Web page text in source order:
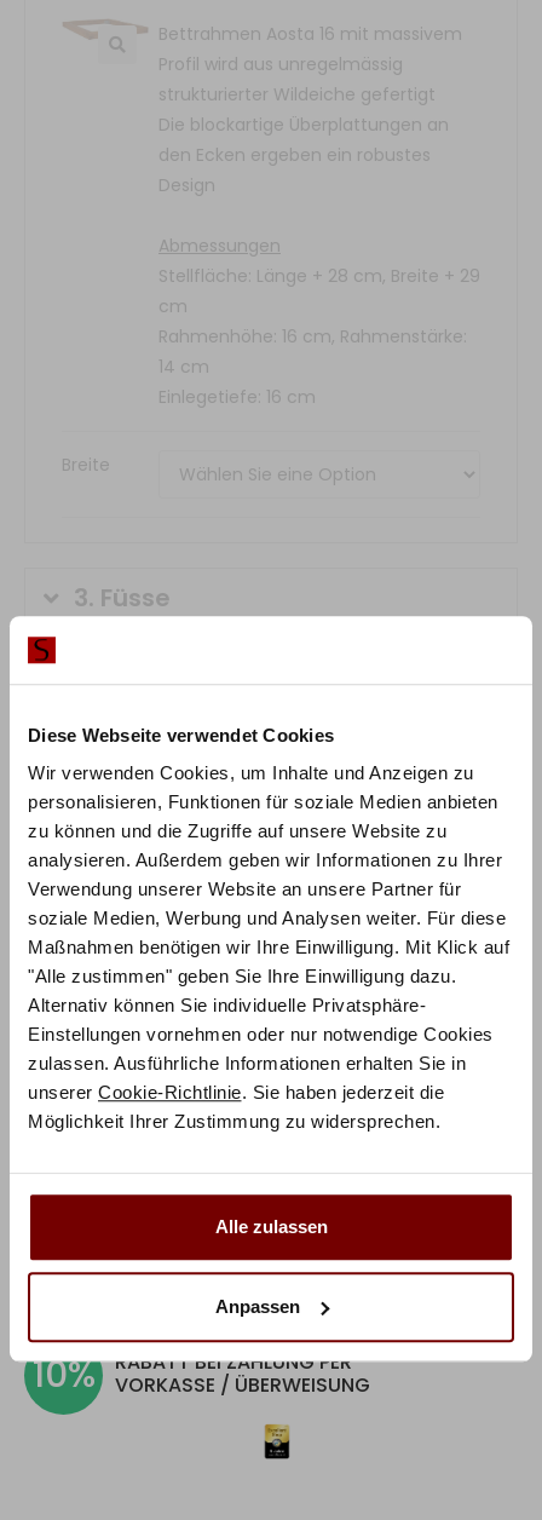
Diese Webseite verwendet Cookies
Wir verwenden Cookies, um Inhalte und Anzeigen zu
personalisieren, Funktionen für soziale Medien anbieten
zu können und die Zugriffe auf unsere Website zu
analysieren. Außerdem geben wir Informationen zu Ihrer
Verwendung unserer Website an unsere Partner für
soziale Medien, Werbung und Analysen weiter. Für diese
Maßnahmen benötigen wir Ihre Einwilligung. Mit Klick auf
"Alle zustimmen" geben Sie Ihre Einwilligung dazu.
Alternativ können Sie individuelle Privatsphäre-
Einstellungen vornehmen oder nur notwendige Cookies
zulassen. Ausführliche Informationen erhalten Sie in
unserer Cookie-Richtlinie. Sie haben jederzeit die
Möglichkeit Ihrer Zustimmung zu widersprechen.
Alle zulassen
Anpassen
Bettrahmen Aosta 16 mit massivem
Profil wird aus unregelmässig
strukturierter Wildeiche gefertigt
Die blockartige Überplattungen an
den Ecken ergeben ein robustes
Design
Abmessungen
Stellfläche: Länge + 28 cm, Breite + 29
cm
Rahmenhöhe: 16 cm, Rahmenstärke:
14 cm
Einlegetiefe: 16 cm
Breite
3. Füsse
4.Traverse (optional)
5.Kopfteil (optional)
6.Matratze (optional)
7.Lattenrost (optional)
8.Topper (optional)
0,00 € 0,00 €
10%
RABATT BEI ZAHLUNG PER
VORKASSE / ÜBERWEISUNG